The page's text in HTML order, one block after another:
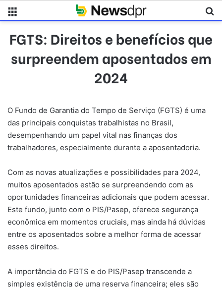
FGTS: Direitos e benefícios que
surpreendem aposentados em
2024
O Fundo de Garantia do Tempo de Serviço (FGTS) é uma
das principais conquistas trabalhistas no Brasil,
desempenhando um papel vital nas finanças dos
trabalhadores, especialmente durante a aposentadoria.
Com as novas atualizações e possibilidades para 2024,
muitos aposentados estão se surpreendendo com as
oportunidades financeiras adicionais que podem acessar.
Este fundo, junto com o PIS/Pasep, oferece segurança
econômica em momentos cruciais, mas ainda há dúvidas
entre os aposentados sobre a melhor forma de acessar
esses direitos.
A importância do FGTS e do PIS/Pasep transcende a
simples existência de uma reserva financeira; eles são